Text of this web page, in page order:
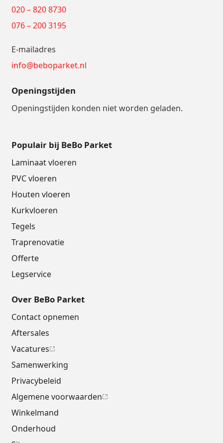
020 – 820 8730
076 – 200 3195
E-mailadres
info@beboparket.nl
Openingstijden
Openingstijden konden niet worden geladen.
Populair bij BeBo Parket
Laminaat vloeren
PVC vloeren
Houten vloeren
Kurkvloeren
Tegels
Traprenovatie
Offerte
Legservice
Over BeBo Parket
Contact opnemen
Aftersales
Vacatures
Samenwerking
Privacybeleid
Algemene voorwaarden
Winkelmand
Onderhoud